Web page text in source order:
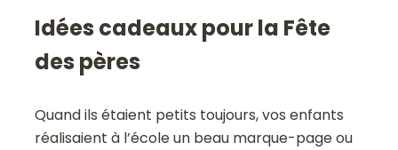
Idées cadeaux pour la Fête
des pères
Quand ils étaient petits toujours, vos enfants
réalisaient à l’école un beau marque-page ou